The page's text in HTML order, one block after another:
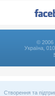
© 2006
Україна,
Створення та